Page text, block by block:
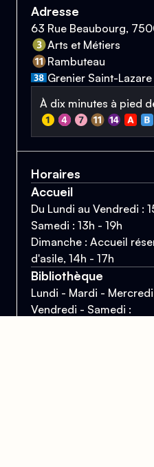
Adresse
63 Rue Beaubourg,
Arts et Métiers
Rambuteau
Grenier Saint-Lazare
À dix minutes à pied
Horaires
Accueil
Du Lundi au Vendredi :
Samedi : 13h - 19h
Dimanche : Accueil
d'asile, 14h - 17h
Bibliothèque
Lundi - Mardi -
Vendredi - Samedi :